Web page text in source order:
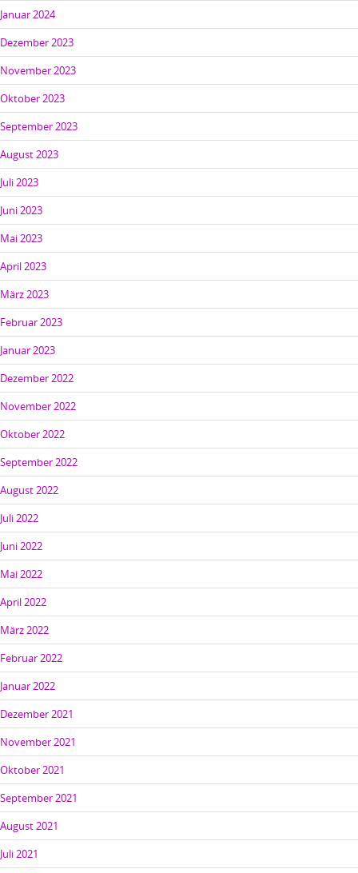
Januar 2024
Dezember 2023
November 2023
Oktober 2023
September 2023
August 2023
Juli 2023
Juni 2023
Mai 2023
April 2023
März 2023
Februar 2023
Januar 2023
Dezember 2022
November 2022
Oktober 2022
September 2022
August 2022
Juli 2022
Juni 2022
Mai 2022
April 2022
März 2022
Februar 2022
Januar 2022
Dezember 2021
November 2021
Oktober 2021
September 2021
August 2021
Juli 2021